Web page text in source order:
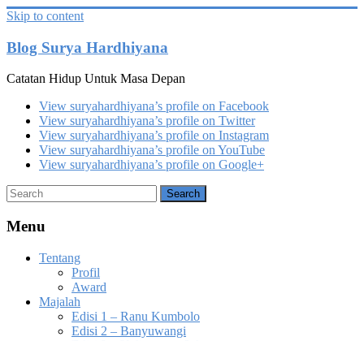
Skip to content
Blog Surya Hardhiyana
Catatan Hidup Untuk Masa Depan
View suryahardhiyana’s profile on Facebook
View suryahardhiyana’s profile on Twitter
View suryahardhiyana’s profile on Instagram
View suryahardhiyana’s profile on YouTube
View suryahardhiyana’s profile on Google+
Menu
Tentang
Profil
Award
Majalah
Edisi 1 – Ranu Kumbolo
Edisi 2 – Banyuwangi